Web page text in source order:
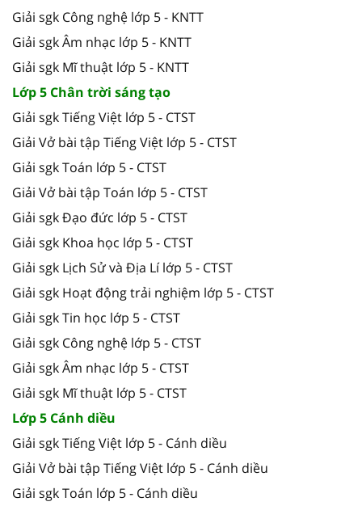
Giải sgk Công nghệ lớp 5 - KNTT
Giải sgk Âm nhạc lớp 5 - KNTT
Giải sgk Mĩ thuật lớp 5 - KNTT
Lớp 5 Chân trời sáng tạo
Giải sgk Tiếng Việt lớp 5 - CTST
Giải Vở bài tập Tiếng Việt lớp 5 - CTST
Giải sgk Toán lớp 5 - CTST
Giải Vở bài tập Toán lớp 5 - CTST
Giải sgk Đạo đức lớp 5 - CTST
Giải sgk Khoa học lớp 5 - CTST
Giải sgk Lịch Sử và Địa Lí lớp 5 - CTST
Giải sgk Hoạt động trải nghiệm lớp 5 - CTST
Giải sgk Tin học lớp 5 - CTST
Giải sgk Công nghệ lớp 5 - CTST
Giải sgk Âm nhạc lớp 5 - CTST
Giải sgk Mĩ thuật lớp 5 - CTST
Lớp 5 Cánh diều
Giải sgk Tiếng Việt lớp 5 - Cánh diều
Giải Vở bài tập Tiếng Việt lớp 5 - Cánh diều
Giải sgk Toán lớp 5 - Cánh diều